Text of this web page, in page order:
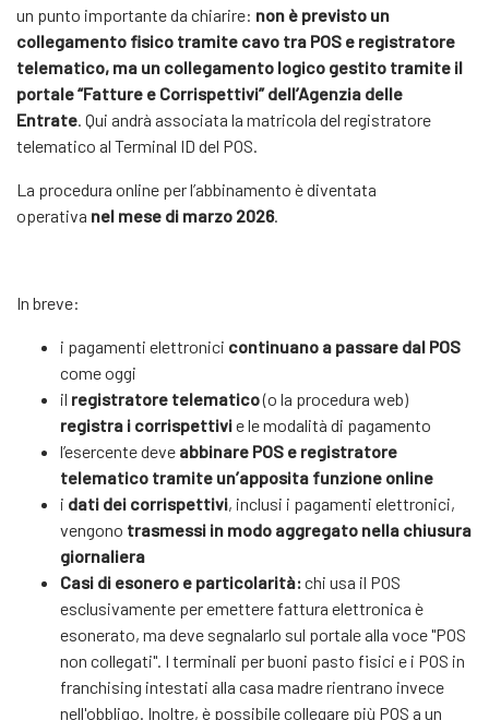
un punto importante da chiarire: non è previsto un
collegamento fisico tramite cavo tra POS e registratore
telematico, ma un collegamento logico gestito tramite il
portale “Fatture e Corrispettivi” dell’Agenzia delle
Entrate. Qui andrà associata la matricola del registratore
telematico al Terminal ID del POS.
La procedura online per l’abbinamento è diventata
operativa nel mese di marzo 2026.
In breve:
i pagamenti elettronici continuano a passare dal POS
come oggi
il registratore telematico(o la procedura web)
registra i corrispettivie le modalità di pagamento
l’esercente deve abbinare POS e registratore
telematico tramite un’apposita funzione online
i dati dei corrispettivi, inclusi i pagamenti elettronici,
vengono trasmessi in modo aggregato nella chiusura
giornaliera
Casi di esonero e particolarità:chi usa il POS
esclusivamente per emettere fattura elettronica è
esonerato, ma deve segnalarlo sul portale alla voce "POS
non collegati". I terminali per buoni pasto fisici e i POS in
franchising intestati alla casa madre rientrano invece
nell'obbligo. Inoltre, è possibile collegare più POS a un